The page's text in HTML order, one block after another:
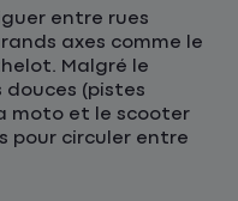
entre rues
axes comme le
Malgré le
(pistes
moto et le scooter
pour circuler entre